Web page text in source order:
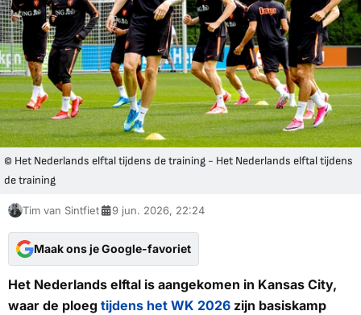
© Het Nederlands elftal tijdens de training - Het Nederlands elftal tijdens
de training
Tim van Sintfiet 9 jun. 2026, 22:24
Maak ons je Google-favoriet
Het Nederlands elftal is aangekomen in Kansas City,
waar de ploeg tijdens het WK 2026 zijn basiskamp